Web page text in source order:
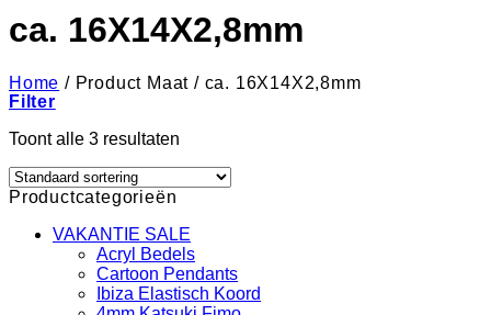
ca. 16X14X2,8mm
Home /Product Maat/ca. 16X14X2,8mm
Filter
Toont alle 3 resultaten
Productcategorieën
VAKANTIE SALE
Acryl Bedels
Cartoon Pendants
Ibiza Elastisch Koord